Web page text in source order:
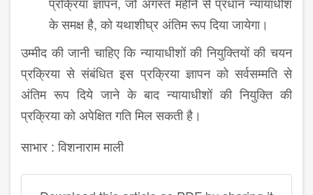
के समक्ष है, को यथाशीघ्र अंतिम रूप दिया जायेगा।
उम्मीद की जानी चाहिए कि न्यायाधीशों की नियुक्तियों की चयन
प्रक्रिया से संबंधित इस प्रक्रिया ज्ञापन को सर्वसम्मति से
अंतिम रूप दिये जाने के बाद न्यायाधीशों की नियुक्ति की
प्रक्रिया को अपेक्षित गति मिल सकती है।
साभार : विशनाराम माली